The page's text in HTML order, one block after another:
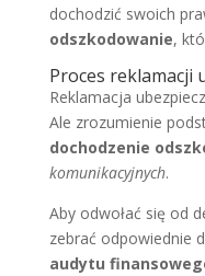
dochodzić swoich
odszkodowanie,
Proces reklamacji
Reklamacja
Ale zrozumienie
dochodzenie
komunikacyjnych.
Aby odwołać się od
zebrać odpowiednie
audytu